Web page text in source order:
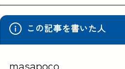
この記事を書いた人
masapoco